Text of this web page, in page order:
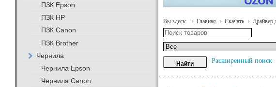
Вы здесь: Главная Скачать Драйвер
Расширенный поиск
ПЗК Epson
ПЗК HP
ПЗК Canon
ПЗК Brother
Чернила
Чернила Epson
Чернила Canon